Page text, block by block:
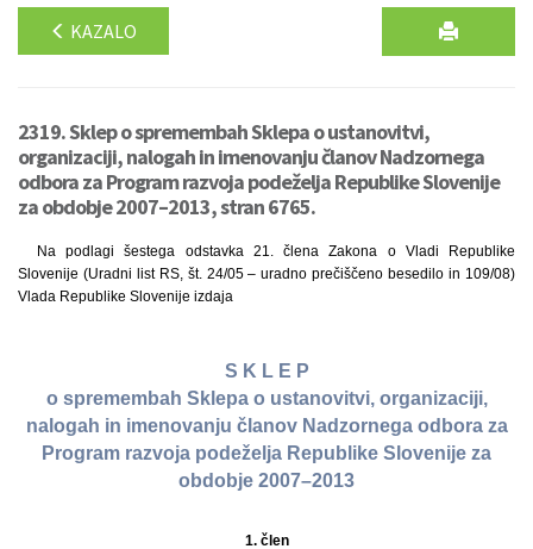
KAZALO
2319. Sklep o spremembah Sklepa o ustanovitvi,
organizaciji, nalogah in imenovanju članov Nadzornega
odbora za Program razvoja podeželja Republike Slovenije
za obdobje 2007–2013, stran 6765.
Na podlagi šestega odstavka 21. člena Zakona o Vladi Republike
Slovenije (Uradni list RS, št. 24/05 – uradno prečiščeno besedilo in 109/08)
Vlada Republike Slovenije izdaja
S K L E P
o spremembah Sklepa o ustanovitvi, organizaciji,
nalogah in imenovanju članov Nadzornega odbora za
Program razvoja podeželja Republike Slovenije za
obdobje 2007–2013
1. člen